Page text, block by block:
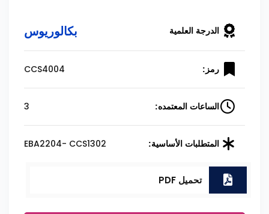
الدرجة العلمية بكالوريوس
رمز: CCS4004
الساعات المعتمده: 3
المتطلبات الأساسية: EBA2204- CCS1302
تحميل PDF